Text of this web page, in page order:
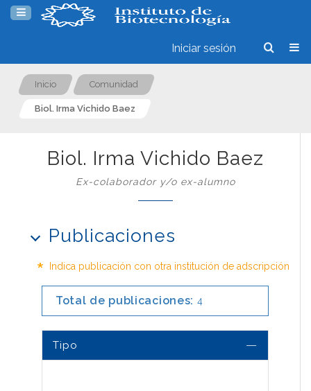
Iniciar sesión
Inicio Comunidad
Biol. Irma Vichido Baez
Biol. Irma Vichido Baez
Ex-colaborador y/o ex-alumno
Publicaciones
* Indica publicación con otra institución de adscripción
Total de publicaciones: 4
Tipo